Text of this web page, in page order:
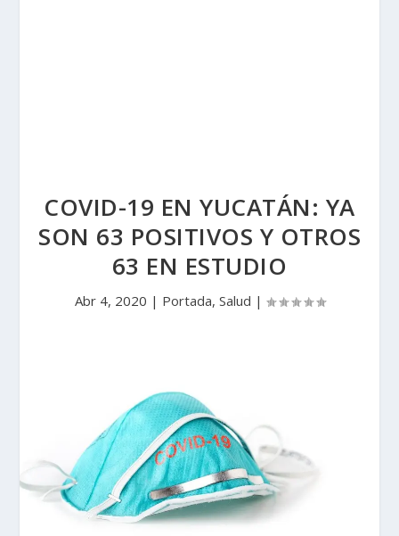
COVID-19 EN YUCATÁN: YA
SON 63 POSITIVOS Y OTROS
63 EN ESTUDIO
Abr 4, 2020 | Portada, Salud |